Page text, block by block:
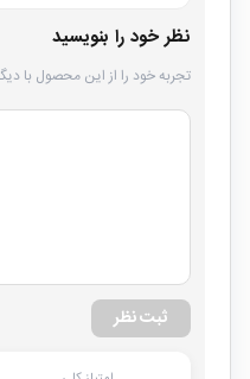
نظر خود را بنویسید
تجربه خود را از این محصول با
ثبت نظر